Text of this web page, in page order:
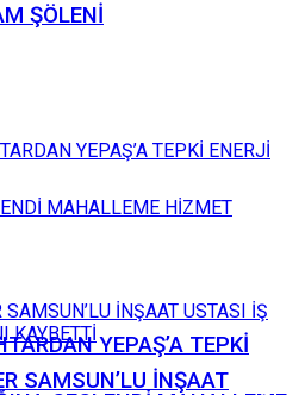
ŞÖLENİ
YEPAŞ’A TEPKİ
SAMSUN’LU İNŞAAT